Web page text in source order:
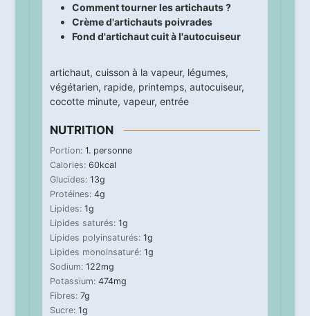
Comment tourner les artichauts ?
Crème d'artichauts poivrades
Fond d'artichaut cuit à l'autocuiseur
artichaut, cuisson à la vapeur, légumes,
végétarien, rapide, printemps, autocuiseur,
cocotte minute, vapeur, entrée
NUTRITION
Portion: 1. personne
Calories: 60kcal
Glucides: 13g
Protéines: 4g
Lipides: 1g
Lipides saturés: 1g
Lipides polyinsaturés: 1g
Lipides monoinsaturé: 1g
Sodium: 122mg
Potassium: 474mg
Fibres: 7g
Sucre: 1g